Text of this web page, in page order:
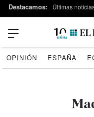
Destacamos: Últimas
OPINIÓN ESPAÑA